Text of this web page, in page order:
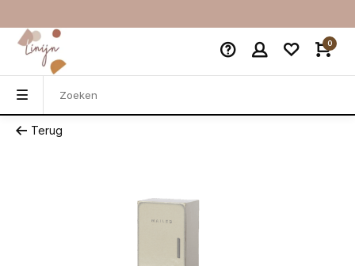
0
Terug